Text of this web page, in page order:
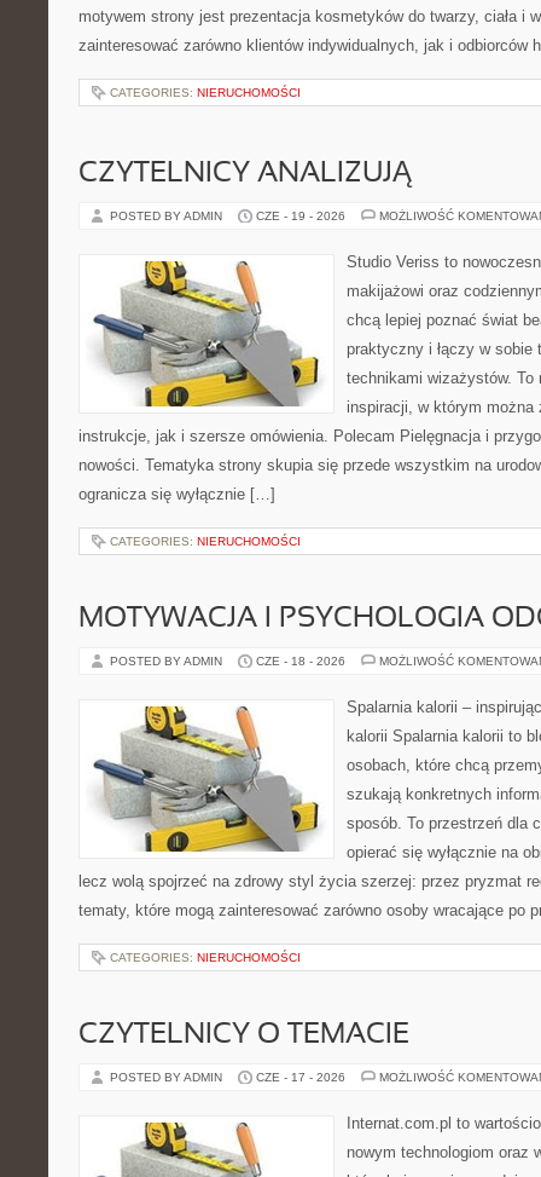
motywem strony jest prezentacja kosmetyków do twarzy, ciała i
zainteresować zarówno klientów indywidualnych, jak i
CATEGORIES: NIERUCHOMOŚCI
CZYTELNICY ANALIZUJĄ
POSTED BY ADMIN CZE - 19 - 2026 MOŻLIWOŚĆ
Studio Veriss to
makijażowi oraz
chcą lepiej poznać świat
praktyczny i łączy w sobie
technikami wizażystów. To
inspiracji, w którym można
instrukcje, jak i szersze omówienia. Polecam Pielęgnacja i
nowości. Tematyka strony skupia się przede wszystkim na
ogranicza się wyłącznie […]
CATEGORIES: NIERUCHOMOŚCI
MOTYWACJA I PSYCHOLOGIA
POSTED BY ADMIN CZE - 18 - 2026 MOŻLIWOŚĆ
Spalarnia kalorii –
kalorii Spalarnia kalorii to
osobach, które chcą
szukają konkretnych
sposób. To przestrzeń dla
opierać się wyłącznie na
lecz wolą spojrzeć na zdrowy styl życia szerzej: przez pryzmat
tematy, które mogą zainteresować zarówno osoby wracające po
CATEGORIES: NIERUCHOMOŚCI
CZYTELNICY O TEMACIE
POSTED BY ADMIN CZE - 17 - 2026 MOŻLIWOŚĆ
Internat.com.pl to
nowym technologiom oraz